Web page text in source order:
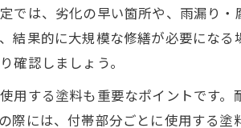
では、劣化の早い箇所や、雨漏り
結果的に大規模な修繕が必要にな
確認しましょう。
用する塗料も重要なポイントです
際には、付帯部分ごとに使用する